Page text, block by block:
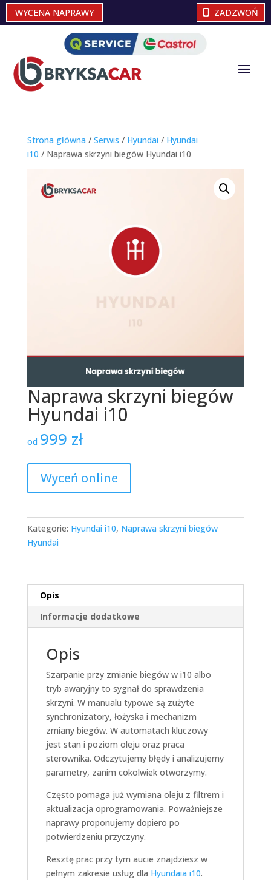
WYCENA NAPRAWY ZADZWOŃ
Strona główna / Serwis / Hyundai / Hyundai
i10 / Naprawa skrzyni biegów Hyundai i10
Naprawa skrzyni biegów
Hyundai i10
od 999 zł
Wyceń online
Kategorie: Hyundai i10, Naprawa skrzyni biegów
Hyundai
Opis
Informacje dodatkowe
Opis
Szarpanie przy zmianie biegów w i10 albo
tryb awaryjny to sygnał do sprawdzenia
skrzyni. W manualu typowe są zużyte
synchronizatory, łożyska i mechanizm
zmiany biegów. W automatach kluczowy
jest stan i poziom oleju oraz praca
sterownika. Odczytujemy błędy i analizujemy
parametry, zanim cokolwiek otworzymy.
Często pomaga już wymiana oleju z filtrem i
aktualizacja oprogramowania. Poważniejsze
naprawy proponujemy dopiero po
potwierdzeniu przyczyny.
Resztę prac przy tym aucie znajdziesz w
pełnym zakresie usług dla Hyundaia i10.